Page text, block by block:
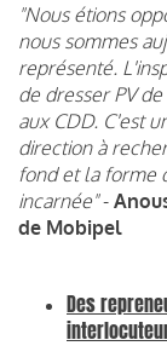
"Nous étions
nous sommes
représenté.
de dresser PV
aux CDD. C'est
direction à
fond et la forme
incarnée"-
de Mobipel
Des